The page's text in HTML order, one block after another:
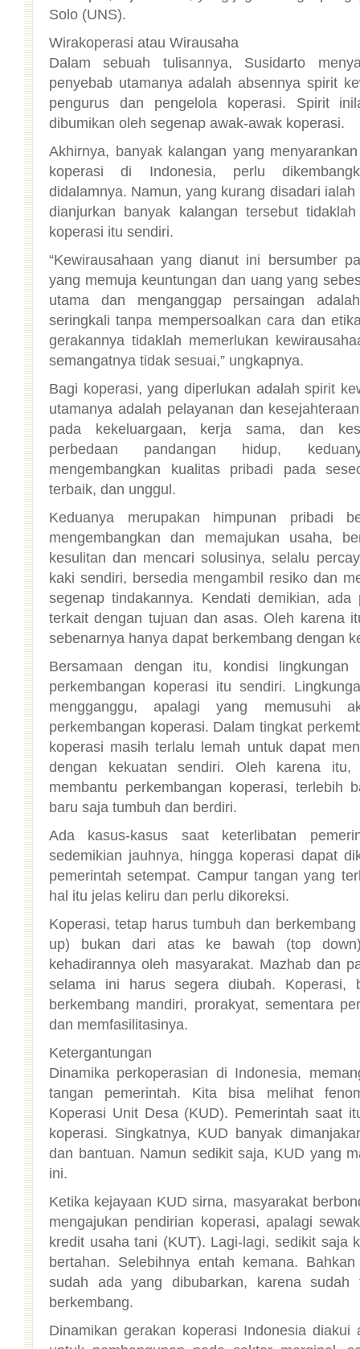
Solo (UNS).
Wirakoperasi atau Wirausaha
Dalam sebuah tulisannya, Susidarto
penyebab utamanya adalah absennya spirit
pengurus dan pengelola koperasi. Spirit
dibumikan oleh segenap awak-awak koperasi.
Akhirnya, banyak kalangan yang
koperasi di Indonesia, perlu
didalamnya. Namun, yang kurang disadari
dianjurkan banyak kalangan tersebut
koperasi itu sendiri.
“Kewirausahaan yang dianut ini bersumber
yang memuja keuntungan dan uang yang
utama dan menganggap persaingan
seringkali tanpa mempersoalkan cara dan
gerakannya tidaklah memerlukan
semangatnya tidak sesuai,” ungkapnya.
Bagi koperasi, yang diperlukan adalah spirit
utamanya adalah pelayanan dan
pada kekeluargaan, kerja sama, dan
perbedaan pandangan hidup,
mengembangkan kualitas pribadi pada
terbaik, dan unggul.
Keduanya merupakan himpunan pribadi
mengembangkan dan memajukan usaha,
kesulitan dan mencari solusinya, selalu
kaki sendiri, bersedia mengambil resiko dan
segenap tindakannya. Kendati demikian, ada
terkait dengan tujuan dan asas. Oleh karena
sebenarnya hanya dapat berkembang dengan
Bersamaan dengan itu, kondisi lingkungan
perkembangan koperasi itu sendiri.
mengganggu, apalagi yang memusuhi
perkembangan koperasi. Dalam tingkat
koperasi masih terlalu lemah untuk dapat
dengan kekuatan sendiri. Oleh karena itu,
membantu perkembangan koperasi, terlebih
baru saja tumbuh dan berdiri.
Ada kasus-kasus saat keterlibatan
sedemikian jauhnya, hingga koperasi dapat
pemerintah setempat. Campur tangan yang
hal itu jelas keliru dan perlu dikoreksi.
Koperasi, tetap harus tumbuh dan
up) bukan dari atas ke bawah (top
kehadirannya oleh masyarakat. Mazhab dan
selama ini harus segera diubah. Koperasi,
berkembang mandiri, prorakyat, sementara
dan memfasilitasinya.
Ketergantungan
Dinamika perkoperasian di Indonesia,
tangan pemerintah. Kita bisa melihat
Koperasi Unit Desa (KUD). Pemerintah saat
koperasi. Singkatnya, KUD banyak
dan bantuan. Namun sedikit saja, KUD yang
ini.
Ketika kejayaan KUD sirna, masyarakat
mengajukan pendirian koperasi, apalagi
kredit usaha tani (KUT). Lagi-lagi, sedikit saja
bertahan. Selebihnya entah kemana.
sudah ada yang dibubarkan, karena
berkembang.
Dinamikan gerakan koperasi Indonesia
untuk pembangunan pada sektor marginal,
sektor informal yang masih bergerak dengan
teknologi dan informasi. Koperasi termasuk
memberikan kesempatan kepada sektor
dengan masyarakat modern. Karena pada
gerakan masyarakat, terdapat anggapan
timbul jika tidak ada program khusus dari
kebanyakan negara berkembang, peranan
yang mengakibatkan ketergantungan dan